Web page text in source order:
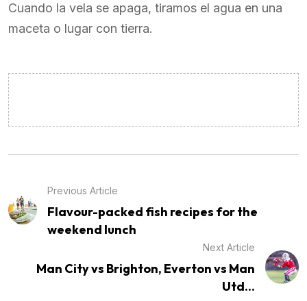
Cuando la vela se apaga, tiramos el agua en una
maceta o lugar con tierra.
Previous Article
Flavour-packed fish recipes for the
weekend lunch
Next Article
Man City vs Brighton, Everton vs Man
Utd...